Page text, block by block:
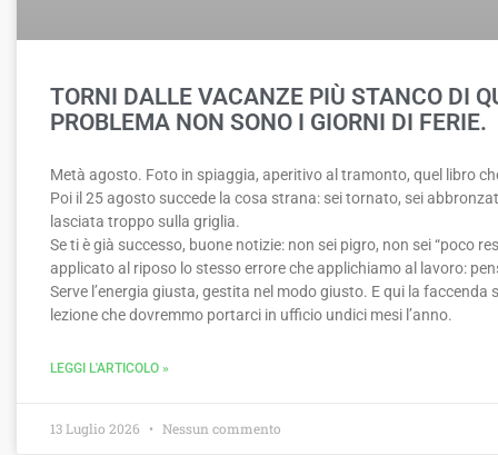
TORNI DALLE VACANZE PIÙ STANCO DI
PROBLEMA NON SONO I GIORNI DI FERIE.
Metà agosto. Foto in spiaggia, aperitivo al tramonto, quel libro
Poi il 25 agosto succede la cosa strana: sei tornato, sei
lasciata troppo sulla griglia.
Se ti è già successo, buone notizie: non sei pigro, non sei “poco
applicato al riposo lo stesso errore che applichiamo al lavoro:
Serve l’energia giusta, gestita nel modo giusto. E qui la
lezione che dovremmo portarci in ufficio undici mesi l’anno.
LEGGI L'ARTICOLO »
13 Luglio 2026 Nessun commento